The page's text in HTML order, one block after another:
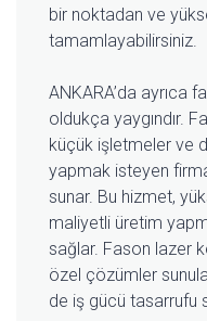
bir noktadan ve
tamamlayabilirsiniz.
ANKARA’da ayrıca
oldukça yaygındır.
küçük işletmeler ve
yapmak isteyen
sunar. Bu hizmet,
maliyetli üretim
sağlar. Fason lazer
özel çözümler
de iş gücü tasarrufu